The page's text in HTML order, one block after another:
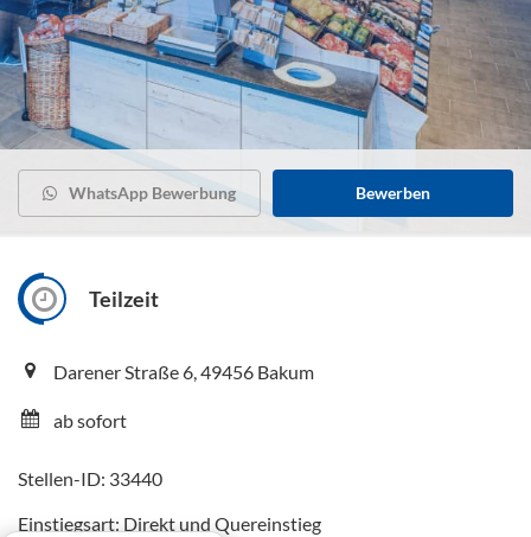
WhatsApp Bewerbung Bewerben
Teilzeit
Darener Straße 6, 49456 Bakum
ab sofort
Stellen-ID: 33440
Einstiegsart: Direkt und Quereinstieg